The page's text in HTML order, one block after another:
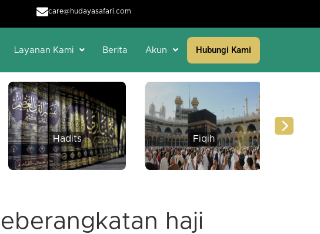
care@hudayasafari.com
Layanan Kami Berita Akun Hubungi Kami
Hadits Fiqih
haji